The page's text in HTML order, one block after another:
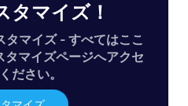
タマイズ！
タマイズ - すべてはここ
マイズページへアクセ
ださい。